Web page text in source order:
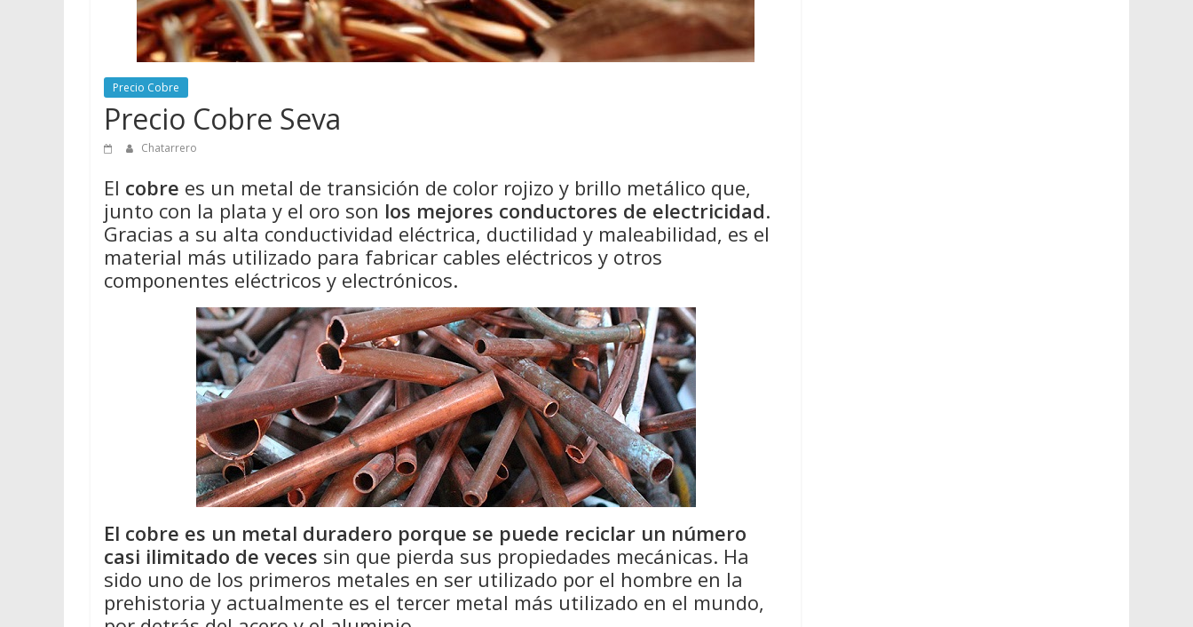
Precio Cobre
Precio Cobre Seva
Chatarrero
El cobre es un metal de transición de color rojizo y brillo metálico que,
junto con la plata y el oro son los mejores conductores de electricidad.
Gracias a su alta conductividad eléctrica, ductilidad y maleabilidad, es el
material más utilizado para fabricar cables eléctricos y otros
componentes eléctricos y electrónicos.
El cobre es un metal duradero porque se puede reciclar un número
casi ilimitado de veces sin que pierda sus propiedades mecánicas. Ha
sido uno de los primeros metales en ser utilizado por el hombre en la
prehistoria y actualmente es el tercer metal más utilizado en el mundo,